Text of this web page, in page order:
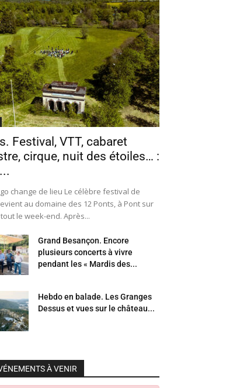
Festival, VTT, cabaret
cirque, nuit des étoiles… :
change de lieu Le célèbre festival de
au domaine des 12 Ponts, à Pont sur
tout le week-end. Après...
Grand Besançon. Encore
plusieurs concerts à vivre
pendant les « Mardis des...
Hebdo en balade. Les Granges
Dessus et vues sur le château...
À VENIR